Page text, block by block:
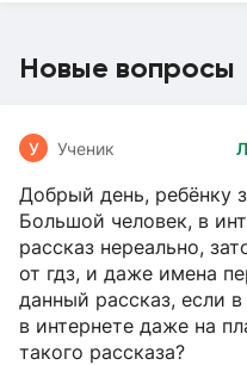
Новые вопросы
У Ученик
Добрый день, ребёнку
Большой человек, в
рассказ нереально,
от гдз, и даже имена
данный рассказ, если
в интернете даже на
такого рассказа?